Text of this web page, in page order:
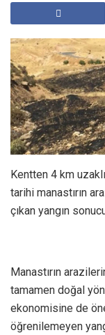
Kentten 4 km
tarihi manastırın
çıkan yangın
Manastırın
tamamen doğal
ekonomisine de
öğrenilemeyen